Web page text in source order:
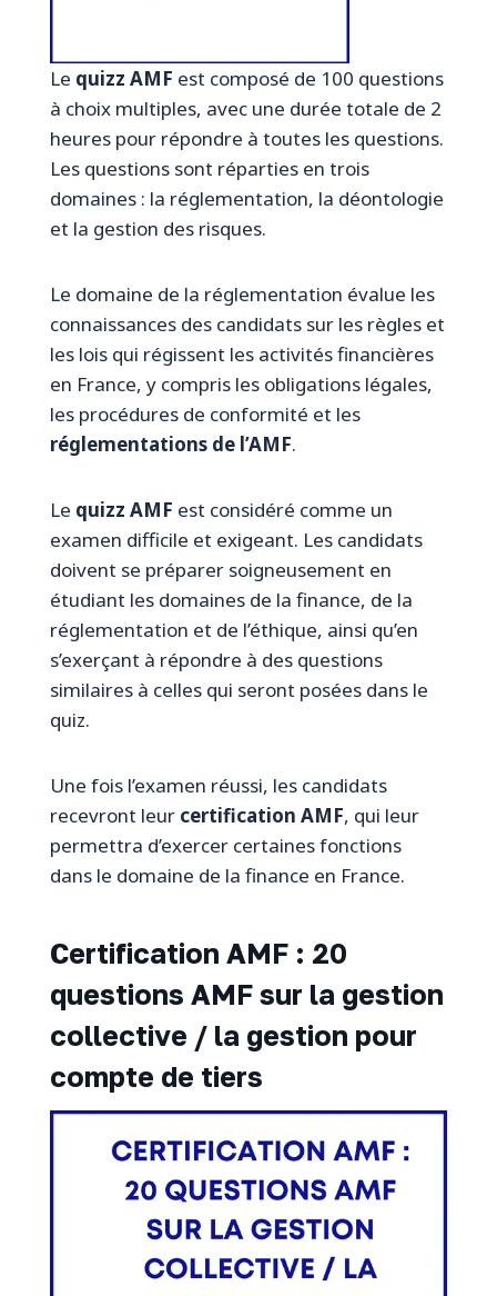
Le quizz AMF est composé de 100 questions
à choix multiples, avec une durée totale de 2
heures pour répondre à toutes les questions.
Les questions sont réparties en trois
domaines : la réglementation, la déontologie
et la gestion des risques.
Le domaine de la réglementation évalue les
connaissances des candidats sur les règles et
les lois qui régissent les activités financières
en France, y compris les obligations légales,
les procédures de conformité et les
réglementations de l’AMF.
Le quizz AMF est considéré comme un
examen difficile et exigeant. Les candidats
doivent se préparer soigneusement en
étudiant les domaines de la finance, de la
réglementation et de l’éthique, ainsi qu’en
s’exerçant à répondre à des questions
similaires à celles qui seront posées dans le
quiz.
Une fois l’examen réussi, les candidats
recevront leur certification AMF, qui leur
permettra d’exercer certaines fonctions
dans le domaine de la finance en France.
Certification AMF : 20
questions AMF sur la gestion
collective / la gestion pour
compte de tiers